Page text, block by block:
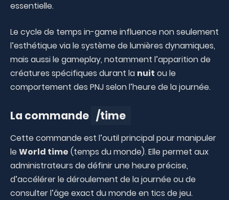
essentielle.
Le cycle de temps in-game influence non seulement
l’esthétique via le système de lumières dynamiques,
mais aussi le gameplay, notamment l’apparition de
créatures spécifiques durant la nuit ou le
comportement des PNJ selon l’heure de la journée.
La commande /time
Cette commande est l’outil principal pour manipuler
le World time (temps du monde). Elle permet aux
administrateurs de définir une heure précise,
d’accélérer le déroulement de la journée ou de
consulter l’âge exact du monde en tics de jeu.